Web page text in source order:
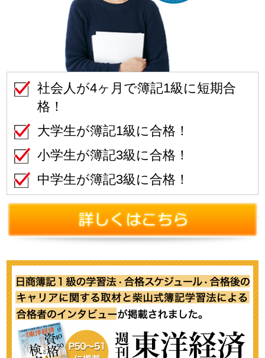
社会人が4ヶ月で簿記1級に短期合
格！
大学生が簿記1級に合格！
小学生が簿記3級に合格！
中学生が簿記3級に合格！